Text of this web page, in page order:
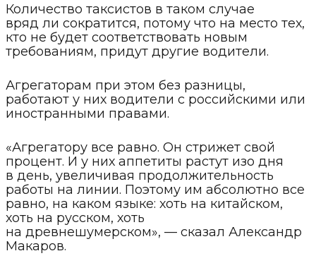
Количество таксистов в таком случае
вряд ли сократится, потому что на место тех,
кто не будет соответствовать новым
требованиям, придут другие водители.
Агрегаторам при этом без разницы,
работают у них водители с российскими или
иностранными правами.
«Агрегатору все равно. Он стрижет свой
процент. И у них аппетиты растут изо дня
в день, увеличивая продолжительность
работы на линии. Поэтому им абсолютно все
равно, на каком языке: хоть на китайском,
хоть на русском, хоть
на древнешумерском», — сказал Александр
Макаров.